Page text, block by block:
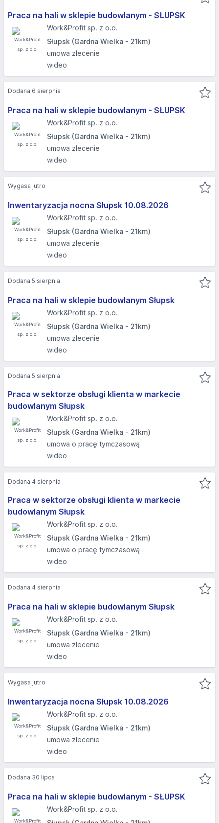
Praca na hali w sklepie budowlanym - SŁUPSK​
Work&Profit sp. z o.o.
Słupsk (Gardna Wielka - 21km)
umowa zlecenie
wideo
Praca na hali w sklepie budowlanym - SŁUPSK​
Work&Profit sp. z o.o.
Słupsk (Gardna Wielka - 21km)
umowa zlecenie
wideo
Dodana 6 sierpnia
Inwentaryzacja nocna Słupsk 10.08.2026​
Work&Profit sp. z o.o.
Słupsk (Gardna Wielka - 21km)
umowa zlecenie
wideo
Wygasa jutro
Praca na hali w sklepie budowlanym Słupsk
Work&Profit sp. z o.o.
Słupsk (Gardna Wielka - 21km)
umowa zlecenie
wideo
Dodana 5 sierpnia
Praca w sektorze obsługi klienta w markecie
budowlanym Słupsk
Work&Profit sp. z o.o.
Słupsk (Gardna Wielka - 21km)
umowa o pracę tymczasową
wideo
Dodana 5 sierpnia
Praca w sektorze obsługi klienta w markecie
budowlanym Słupsk
Work&Profit sp. z o.o.
Słupsk (Gardna Wielka - 21km)
umowa o pracę tymczasową
wideo
Dodana 4 sierpnia
Praca na hali w sklepie budowlanym Słupsk
Work&Profit sp. z o.o.
Słupsk (Gardna Wielka - 21km)
umowa zlecenie
wideo
Dodana 4 sierpnia
Inwentaryzacja nocna Słupsk 10.08.2026​
Work&Profit sp. z o.o.
Słupsk (Gardna Wielka - 21km)
umowa zlecenie
wideo
Wygasa jutro
Praca na hali w sklepie budowlanym - SŁUPSK​
Work&Profit sp. z o.o.
Dodana 30 lipca